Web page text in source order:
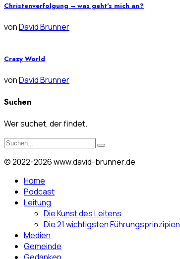
Christenverfolgung – was geht’s mich an?
vonDavid Brunner
Crazy World
vonDavid Brunner
Suchen
Wer suchet, der findet.
© 2022-2026 www.david-brunner.de
Home
Podcast
Leitung
Die Kunst des Leitens
Die 21 wichtigsten Führungsprinzipien
Medien
Gemeinde